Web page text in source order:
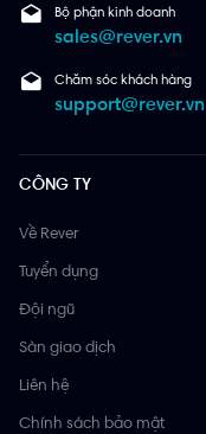
Bộ phận kinh doanh
sales@rever.vn
Chăm sóc khách hàng
support@rever.vn
CÔNG TY
Về Rever
Tuyển dụng
Đội ngũ
Sàn giao dịch
Liên hệ
Chính sách bảo mật